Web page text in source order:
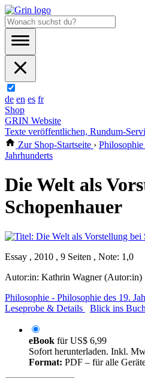
de en es fr
Shop
GRIN Website
Texte veröffentlichen, Rundum-
Zur Shop-Startseite ›
Jahrhunderts
Die Welt als
Schopenhauer
Essay , 2010 , 9 Seiten , Note: 1,0
Autor:in: Kathrin Wagner (Autor:in)
Philosophie - Philosophie des 19.
Leseprobe & Details
Blick ins Buch
eBook fürUS$ 6,99
Sofort herunterladen. Inkl.
Format: PDF – für alle